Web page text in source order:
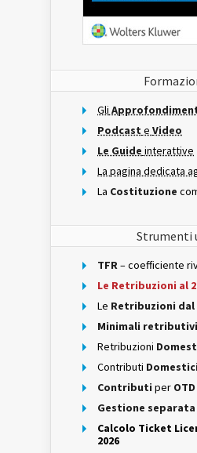
Gli
Podcast e Video
Le Guide interattive
La pagina dedicata
La Costituzione
Strumenti
TFR– coefficiente
Le Retribuzioni al
Le Retribuzioni dal
Minimali retributivi
Retribuzioni
Contributi
Contributi per
Gestione separata
Calcolo Ticket
2026